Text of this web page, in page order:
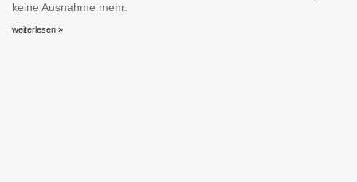
keine Ausnahme mehr.
weiterlesen »